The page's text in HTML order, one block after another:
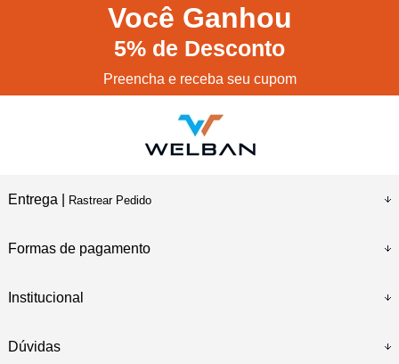
Você Ganhou
5% de Desconto
Preencha e receba seu cupom
Entrega | Rastrear Pedido
Formas de pagamento
Institucional
Dúvidas